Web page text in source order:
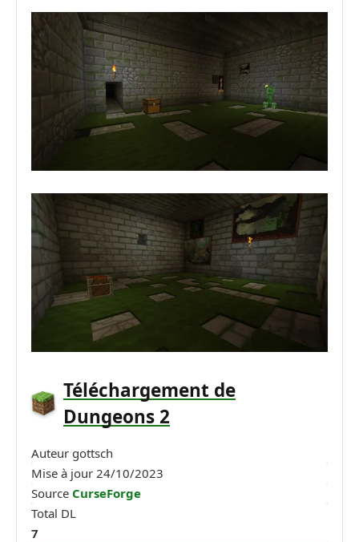
Téléchargement de
Dungeons 2
Auteur gottsch
Mise à jour 24/10/2023
Source CurseForge
Total DL
7